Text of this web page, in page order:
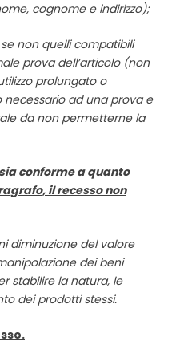
cognome e indirizzo);
non quelli compatibili
prova dell’articolo (non
prolungato o
ad una prova e
da non permetterne la
conforme a quanto
il recesso non
diminuzione del valore
dei beni
stabilire la natura, le
dei prodotti stessi.